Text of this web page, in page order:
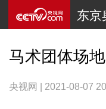
东京
马术团体场
央视网 | 2021-08-07